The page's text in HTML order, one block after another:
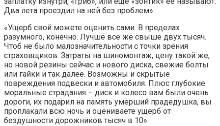
Два лета проездил на ней без проблем»
«Ущерб свой можете оценить сами. В пределах
разумного, конечно. Лучше все же свыше двух тысяч.
Чтоб не было малозначительности с точки зрения
страховщиков. Затраты на шиномонтаж, цену такой же,
но новой резины сейчас и нового диска, свежие болты
или гайки и так далее. Возможны и скрытые
повреждения подвески и автомобиля. Плюс глубокие
моральные страдания – диск и колесо вам были очень
дороги, их подарил на память умерший прадедушка, вы
проплакали всю ночь и оцениваете ущерб от
бездушности дорожников тысяч в 10»